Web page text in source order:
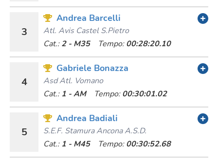
3
Andrea Barcelli
Atl. Avis Castel S.pietro
Cat.: 2 - M35 Tempo: 00:28:20.10
4
Gabriele Bonazza
Asd Atl. Vomano
Cat.: 1 - AM Tempo: 00:30:01.02
5
Andrea Badiali
S.e.f. Stamura Ancona A.s.d.
Cat.: 1 - M45 Tempo: 00:30:52.68